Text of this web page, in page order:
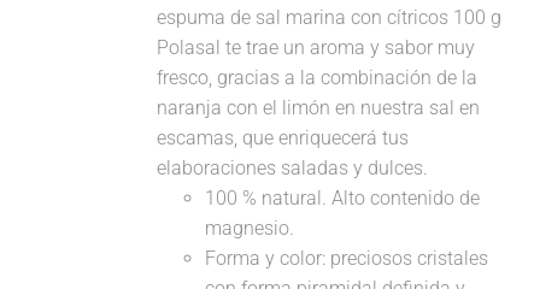
espuma de sal marina con cítricos 100 g
Polasal te trae un aroma y sabor muy
fresco, gracias a la combinación de la
naranja con el limón en nuestra sal en
escamas, que enriquecerá tus
elaboraciones saladas y dulces.
100 % natural. Alto contenido de
magnesio.
Forma y color: preciosos cristales